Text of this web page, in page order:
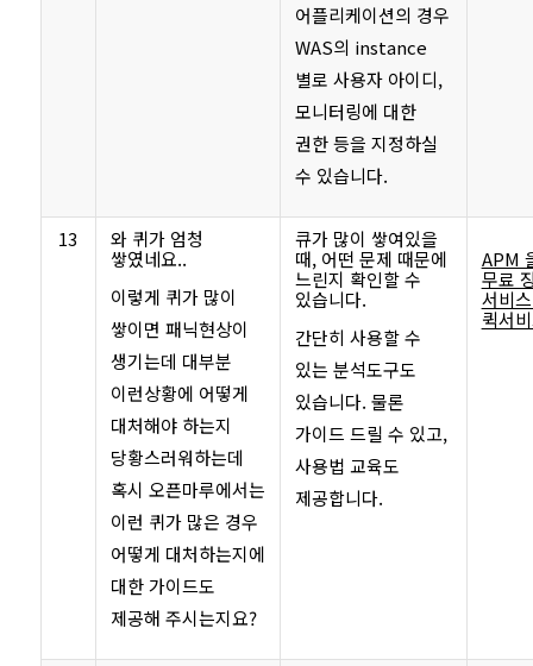
어플리케이션의 경우
WAS의 instance
별로 사용자 아이디,
모니터링에 대한
권한 등을 지정하실
수 있습니다.
13
와 퀴가 엄청
쌓였네요..
이렇게 퀴가 많이
쌓이면 패닉현상이
생기는데 대부분
이런상황에 어떻게
대처해야 하는지
당황스러워하는데
혹시 오픈마루에서는
이런 퀴가 많은 경우
어떻게 대처하는지에
대한 가이드도
제공해 주시는지요?
큐가 많이 쌓여있을
때, 어떤 문제 때문에
느린지 확인할 수
있습니다.
간단히 사용할 수
있는 분석도구도
있습니다. 물론
가이드 드릴 수 있고,
사용법 교육도
제공합니다.
APM
무료
서비
퀵서